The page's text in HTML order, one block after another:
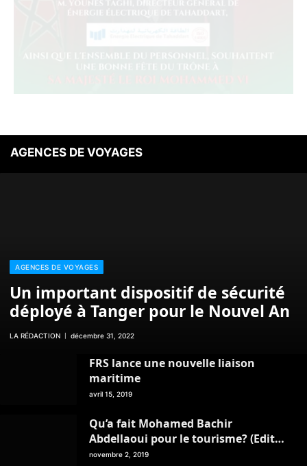
AGENCES DE VOYAGES
AGENCES DE VOYAGES
Un important dispositif de sécurité
déployé à Tanger pour le Nouvel An
LA RÉDACTION décembre 31, 2022
FRS lance une nouvelle liaison
maritime
avril 15, 2019
Qu’a fait Mohamed Bachir
Abdellaoui pour le tourisme? (Edito
du magazine Ping Pong / Mois de
novembre 2, 2019